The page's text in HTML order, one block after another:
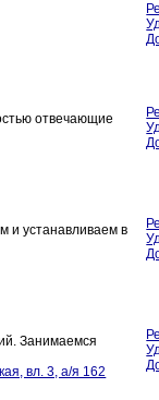
отвечающие
и устанавливаем в
Занимаемся
вл. 3, а/я 162